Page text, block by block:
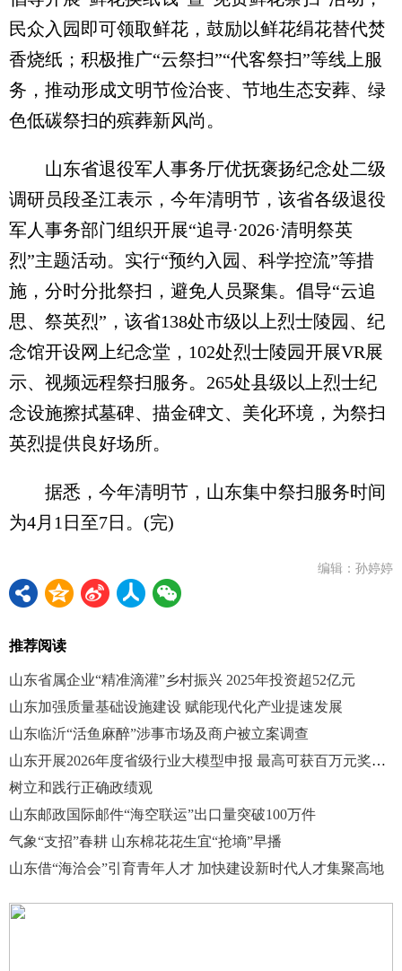
民众入园即可领取鲜花，鼓励以鲜花绢花替代焚
香烧纸；积极推广“云祭扫”“代客祭扫”等线上服
务，推动形成文明节俭治丧、节地生态安葬、绿
色低碳祭扫的殡葬新风尚。
山东省退役军人事务厅优抚褒扬纪念处二级
调研员段圣江表示，今年清明节，该省各级退役
军人事务部门组织开展“追寻·2026·清明祭英
烈”主题活动。实行“预约入园、科学控流”等措
施，分时分批祭扫，避免人员聚集。倡导“云追
思、祭英烈”，该省138处市级以上烈士陵园、纪
念馆开设网上纪念堂，102处烈士陵园开展VR展
示、视频远程祭扫服务。265处县级以上烈士纪
念设施擦拭墓碑、描金碑文、美化环境，为祭扫
英烈提供良好场所。
据悉，今年清明节，山东集中祭扫服务时间
为4月1日至7日。(完)
编辑：孙婷婷
推荐阅读
山东省属企业“精准滴灌”乡村振兴 2025年投资超52亿元
山东加强质量基础设施建设 赋能现代化产业提速发展
山东临沂“活鱼麻醉”涉事市场及商户被立案调查
山东开展2026年度省级行业大模型申报 最高可获百万元奖补支持
树立和践行正确政绩观
山东邮政国际邮件“海空联运”出口量突破100万件
气象“支招”春耕 山东棉花花生宜“抢墒”早播
山东借“海洽会”引育青年人才 加快建设新时代人才集聚高地